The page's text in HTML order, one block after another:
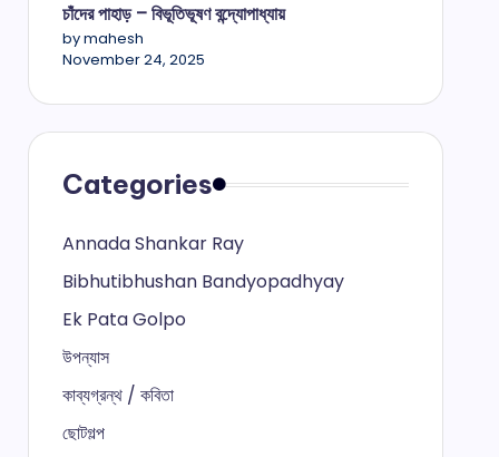
চাঁদের পাহাড় – বিভূতিভূষণ বন্দ্যোপাধ্যায়
by mahesh
November 24, 2025
Categories
Annada Shankar Ray
Bibhutibhushan Bandyopadhyay
Ek Pata Golpo
উপন্যাস
কাব্যগ্রন্থ / কবিতা
ছোটগল্প